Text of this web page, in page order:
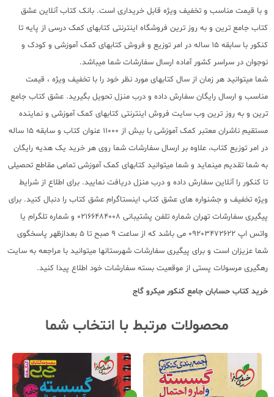
و با قیمت مناسب و تخفیف ویژه قابل خریداری است. بانک کتاب آنلاین عشق
کتاب جامع ترین و به روز ترین فروشگاه اینترنتی کتابهای کمک درسی از پایه تا
کنکور با سابقه 15 ساله در امر توزیع و فروش کتابهای کمک آموزشی و کودک و
نوجوان در سراسر کشور آماده ارسال سفارشات شما میباشد.
شما میتوانید هر زمان از سال کتابهای مورد نظر خود را با تخفیف ویژه ، قیمت
مناسب و ارسال رایگان سفارش داده و درب منزل تحویل بگیرید. عشق کتاب جامع
ترین و به روز ترین وب سایت فروش اینترنتی کتابهای کمک آموزشی و نماینده
مستقیم ناشران معتبر کمک آموزشی با بیش از 11000 عنوان کتاب و سابقه 15 ساله
در امر توزیع کتاب، علاوه بر ارسال سفارشات شما روی هر خرید یک هدیه رایگان
به شما تقدیم مینماید و شما میتوانید کتابهای کمک آموزشی تمامی مقاطع تحصیلی
تا کنکور را آنلاین سفارش داده و درب منزل دریافت نمایید. برای اطلاع از شرایط
ویژه تخفیف و جشنواره های عشق کتاب اینستاگرام عشق کتاب را دنبال کنید. برای
پیگیری سفارشات تهران شماره تلفن پشتیبانی 02166484008 و شماره تلگرام یا
واتس اپ 09203472622 می باشد که از ساعت 9 صبح تا 5 بعدازظهر پاسخگوی
شما عزیزان است و برای پیگیری سفارشات شهرستانها میتوانید با مراجعه به سایت
رهگیری مرسولات پستی از موقعیت بسته سفارشات خود اطلاع پیدا کنید.
خرید کتاب حسابان جامع کنکور میکرو گاج
محصولات مرتبط با انتخاب شما